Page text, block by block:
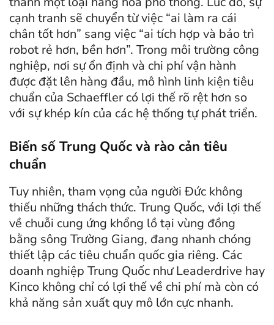
cạnh tranh sẽ chuyển từ việc “ai làm ra cái
chân tốt hơn” sang việc “ai tích hợp và bảo trì
robot rẻ hơn, bền hơn”. Trong môi trường công
nghiệp, nơi sự ổn định và chi phí vận hành
được đặt lên hàng đầu, mô hình linh kiện tiêu
chuẩn của Schaeffler có lợi thế rõ rệt hơn so
với sự khép kín của các hệ thống tự phát triển.
Biến số Trung Quốc và rào cản tiêu
chuẩn
Tuy nhiên, tham vọng của người Đức không
thiếu những thách thức. Trung Quốc, với lợi thế
về chuỗi cung ứng khổng lồ tại vùng đồng
bằng sông Trường Giang, đang nhanh chóng
thiết lập các tiêu chuẩn quốc gia riêng. Các
doanh nghiệp Trung Quốc như Leaderdrive hay
Kinco không chỉ có lợi thế về chi phí mà còn có
khả năng sản xuất quy mô lớn cực nhanh.